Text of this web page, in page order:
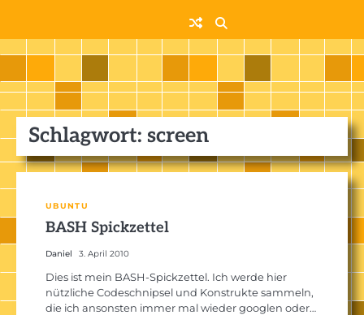
Schlagwort: screen
UBUNTU
BASH Spickzettel
Daniel 3. April 2010
Dies ist mein BASH-Spickzettel. Ich werde hier
nützliche Codeschnipsel und Konstrukte sammeln,
die ich ansonsten immer mal wieder googlen oder…